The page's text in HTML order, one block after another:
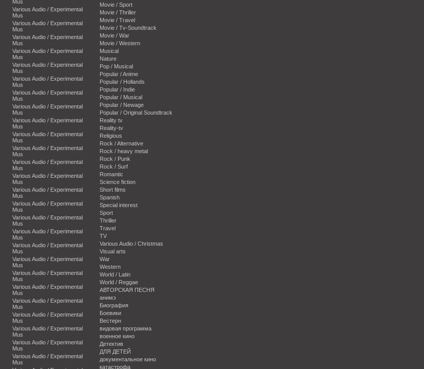
Mus
Various Audio / Experimental
Mus
Various Audio / Experimental
Mus
Various Audio / Experimental
Mus
Various Audio / Experimental
Mus
Various Audio / Experimental
Mus
Various Audio / Experimental
Mus
Various Audio / Experimental
Mus
Various Audio / Experimental
Mus
Various Audio / Experimental
Mus
Various Audio / Experimental
Mus
Various Audio / Experimental
Mus
Various Audio / Experimental
Mus
Various Audio / Experimental
Mus
Various Audio / Experimental
Mus
Various Audio / Experimental
Mus
Various Audio / Experimental
Mus
Various Audio / Experimental
Mus
Various Audio / Experimental
Mus
Various Audio / Experimental
Mus
Various Audio / Experimental
Mus
Various Audio / Experimental
Mus
Various Audio / Experimental
Mus
Various Audio / Experimental
Mus
Various Audio / Experimental
Mus
Various Audio / Experimental
Mus
Various Audio / Experimental
Mus
Movie / Sport
Movie / Thriller
Movie / Travel
Movie / Tv-Soundtrack
Movie / War
Movie / Western
Musical
Nature
Pop / Musical
Popular / Anime
Popular / Hollands
Popular / Indie
Popular / Musical
Popular / Newage
Popular / Original Soundtrack
Reality tv
Reality-tv
Religious
Rock / Alternative
Rock / heavy metal
Rock / Punk
Rock / Surf
Romantic
Science fiction
Short films
Spanish
Special interest
Sport
Thriller
Travel
TV
Various Audio / Christmas
Visual arts
War
Western
World / Latin
World / Reggae
АВТОРСКАЯ ПЕСНЯ
анимэ
Биография
Боевики
Вестерн
видовая программа
военное кино
Детектив
ДЛЯ ДЕТЕЙ
документальное кино
катастрофа